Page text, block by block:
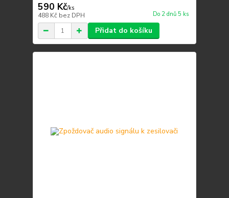
590 Kč/ks
488 Kč bez DPH Do 2 dnů 5 ks
Přidat do košíku